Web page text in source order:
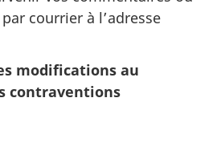
courrier à l’adresse
modifications au
contraventions